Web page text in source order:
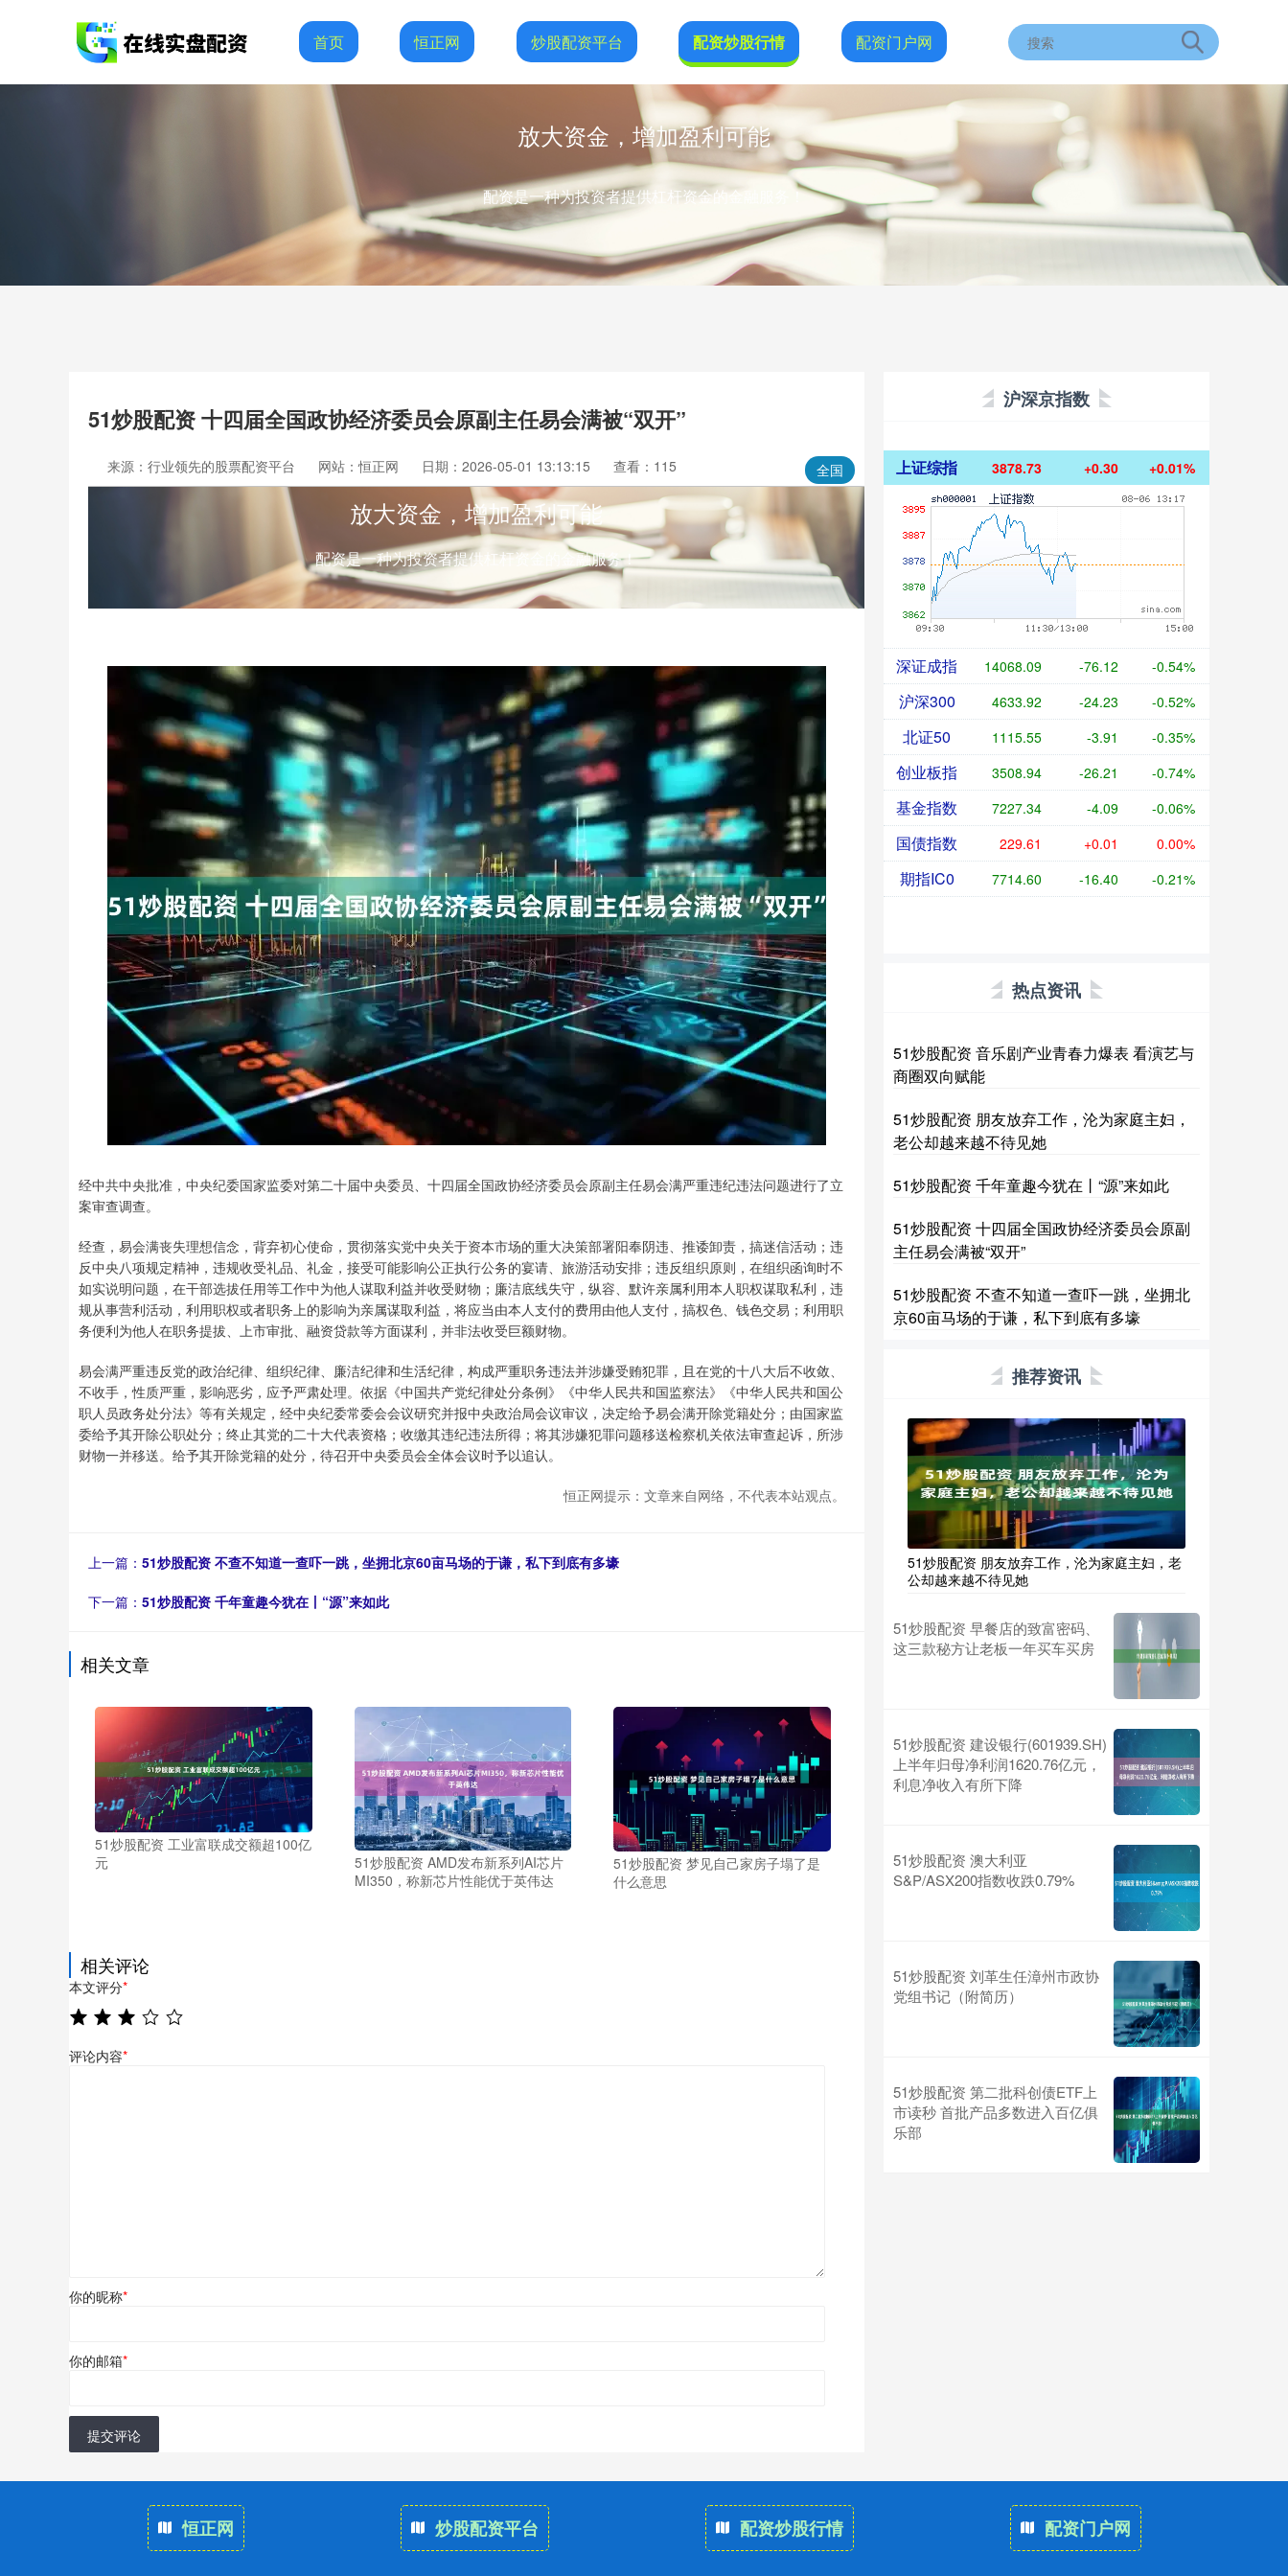
首页 恒正网 炒股配资平台 配资炒股行情 配资门户网
放大资金，增加盈利可能
配资是一种为投资者提供杠杆资金的金融服务！
51炒股配资 十四届全国政协经济委员会原副主任易会满被“双开”
全国
来源：行业领先的股票配资平台 网站：恒正网 日期：2026-05-01 13:13:15 查看：115
放大资金，增加盈利可能
配资是一种为投资者提供杠杆资金的金融服务！
经中共中央批准，中央纪委国家监委对第二十届中央委员、十四届全国政协经济委员会原副主任易会满严重违纪违法问题进行了立
案审查调查。
经查，易会满丧失理想信念，背弃初心使命，贯彻落实党中央关于资本市场的重大决策部署阳奉阴违、推诿卸责，搞迷信活动；违
反中央八项规定精神，违规收受礼品、礼金，接受可能影响公正执行公务的宴请、旅游活动安排；违反组织原则，在组织函询时不
如实说明问题，在干部选拔任用等工作中为他人谋取利益并收受财物；廉洁底线失守，纵容、默许亲属利用本人职权谋取私利，违
规从事营利活动，利用职权或者职务上的影响为亲属谋取利益，将应当由本人支付的费用由他人支付，搞权色、钱色交易；利用职
务便利为他人在职务提拔、上市审批、融资贷款等方面谋利，并非法收受巨额财物。
易会满严重违反党的政治纪律、组织纪律、廉洁纪律和生活纪律，构成严重职务违法并涉嫌受贿犯罪，且在党的十八大后不收敛、
不收手，性质严重，影响恶劣，应予严肃处理。依据《中国共产党纪律处分条例》《中华人民共和国监察法》《中华人民共和国公
职人员政务处分法》等有关规定，经中央纪委常委会会议研究并报中央政治局会议审议，决定给予易会满开除党籍处分；由国家监
委给予其开除公职处分；终止其党的二十大代表资格；收缴其违纪违法所得；将其涉嫌犯罪问题移送检察机关依法审查起诉，所涉
财物一并移送。给予其开除党籍的处分，待召开中央委员会全体会议时予以追认。
恒正网提示：文章来自网络，不代表本站观点。
上一篇： 51炒股配资 不查不知道一查吓一跳，坐拥北京60亩马场的于谦，私下到底有多壕
下一篇： 51炒股配资 千年童趣今犹在丨“源”来如此
相关文章
51炒股配资 工业富联成交额超100亿
元
51炒股配资 AMD发布新系列AI芯片
MI350，称新芯片性能优于英伟达
51炒股配资 梦见自己家房子塌了是
什么意思
相关评论
本文评分*
评论内容*
你的昵称*
你的邮箱*
提交评论
沪深京指数
上证综指 3878.73 +0.30 +0.01%
深证成指 14068.09 -76.12 -0.54%
沪深300 4633.92 -24.23 -0.52%
北证50 1115.55 -3.91 -0.35%
创业板指 3508.94 -26.21 -0.74%
基金指数 7227.34 -4.09 -0.06%
国债指数 229.61 +0.01 0.00%
期指IC0 7714.60 -16.40 -0.21%
热点资讯
51炒股配资 音乐剧产业青春力爆表 看演艺与
商圈双向赋能
51炒股配资 朋友放弃工作，沦为家庭主妇，
老公却越来越不待见她
51炒股配资 千年童趣今犹在丨“源”来如此
51炒股配资 十四届全国政协经济委员会原副
主任易会满被“双开”
51炒股配资 不查不知道一查吓一跳，坐拥北
京60亩马场的于谦，私下到底有多壕
推荐资讯
51炒股配资 朋友放弃工作，沦为家庭主妇，老
公却越来越不待见她
51炒股配资 早餐店的致富密码、
这三款秘方让老板一年买车买房
51炒股配资 建设银行(601939.SH)
上半年归母净利润1620.76亿元，
利息净收入有所下降
51炒股配资 澳大利亚
S&P/ASX200指数收跌0.79%
51炒股配资 刘革生任漳州市政协
党组书记（附简历）
51炒股配资 第二批科创债ETF上
市读秒 首批产品多数进入百亿俱
乐部
恒正网 炒股配资平台 配资炒股行情 配资门户网